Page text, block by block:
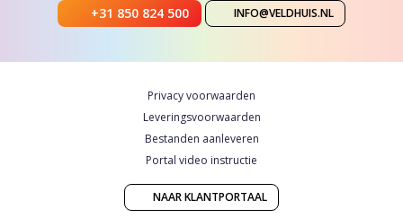
+31 850 824 500 INFO@VELDHUIS.NL
Privacy voorwaarden
Leveringsvoorwaarden
Bestanden aanleveren
Portal video instructie
NAAR KLANTPORTAAL